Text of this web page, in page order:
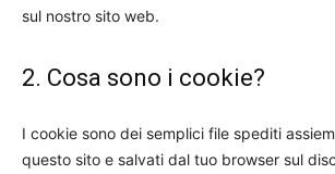
sul nostro sito web.
2. Cosa sono i cookie?
I cookie sono dei semplici file spediti
questo sito e salvati dal tuo browser sul